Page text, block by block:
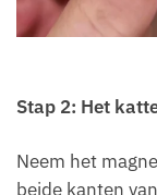
Stap 2: Het
Neem het
beide kanten